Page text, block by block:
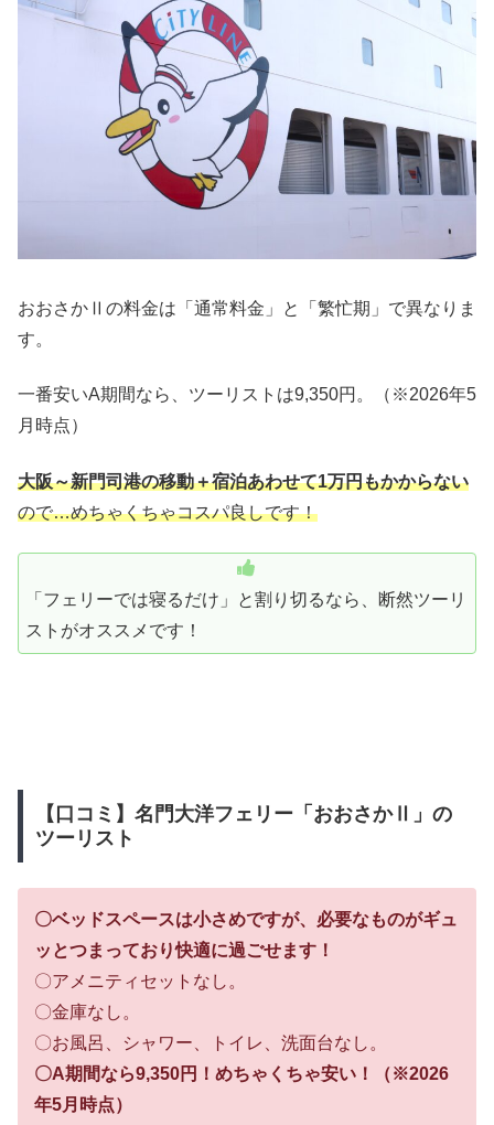
おおさかⅡの料金は「通常料金」と「繁忙期」で異なりま
す。
一番安いA期間なら、ツーリストは9,350円。（※2026年5
月時点）
大阪～新門司港の移動＋宿泊あわせて1万円もかからない
ので…めちゃくちゃコスパ良しです！
「フェリーでは寝るだけ」と割り切るなら、断然ツーリ
ストがオススメです！
【口コミ】名門大洋フェリー「おおさかⅡ」の
ツーリスト
〇ベッドスペースは小さめですが、必要なものがギュ
ッとつまっており快適に過ごせます！
〇アメニティセットなし。
〇金庫なし。
〇お風呂、シャワー、トイレ、洗面台なし。
〇A期間なら9,350円！めちゃくちゃ安い！（※2026
年5月時点）